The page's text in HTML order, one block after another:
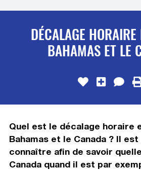
DÉCALAGE HORAIRE
BAHAMAS ET LE
Quel est le décalage horaire
Bahamas et le Canada ? Il
connaître afin de savoir
Canada quand il est par